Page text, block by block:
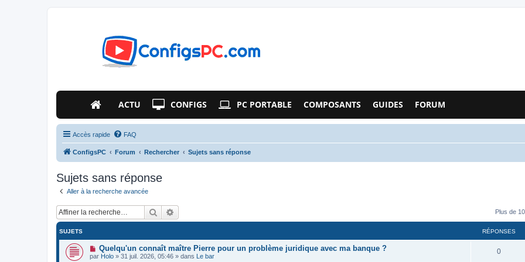
ACTU CONFIGS PC PORTABLE COMPOSANTS GUIDES FORUM
Accès rapide FAQ
ConfigsPC Forum Rechercher Sujets sans réponse
Sujets sans réponse
Aller à la recherche avancée
Rechercher Plus de
SUJETS RÉPONSES
N
o
u
Quelqu'un connaît maître Pierre pour un problème juridique avec ma banque ?
par Holo » 31 juil. 2026, 05:46 » dans Le bar
0